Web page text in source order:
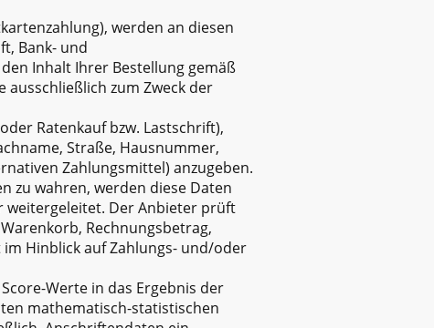
werden an diesen
Bank- und
Inhalt Ihrer Bestellung gemäß
ausschließlich zum Zweck der
Ratenkauf bzw. Lastschrift),
Straße, Hausnummer,
Zahlungsmittel) anzugeben.
zu wahren, werden diese Daten
weitergeleitet. Der Anbieter prüft
Rechnungsbetrag,
Hinblick auf Zahlungs- und/oder
Werte in das Ergebnis der
mathematisch-statistischen